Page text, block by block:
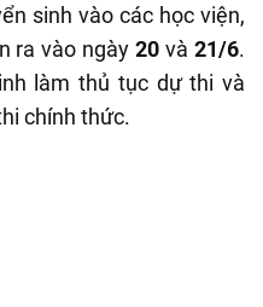
sinh vào các học viện,
ra vào ngày20 và21/6.
làm thủ tục dự thi và
chính thức.